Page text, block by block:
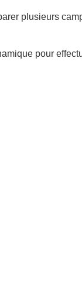
plusieurs
pour